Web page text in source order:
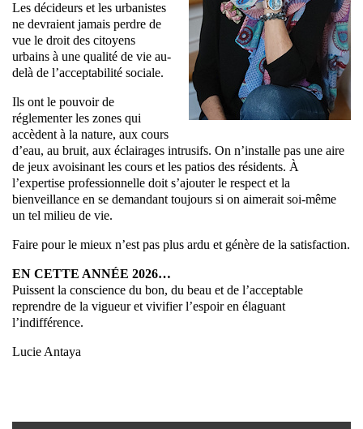
Les décideurs et les urbanistes
ne devraient jamais perdre de
vue le droit des citoyens
urbains à une qualité de vie au-
delà de l’acceptabilité sociale.
Ils ont le pouvoir de
réglementer les zones qui
accèdent à la nature, aux cours
d’eau, au bruit, aux éclairages intrusifs. On n’installe pas une aire
de jeux avoisinant les cours et les patios des résidents. À
l’expertise professionnelle doit s’ajouter le respect et la
bienveillance en se demandant toujours si on aimerait soi-même
un tel milieu de vie.
Faire pour le mieux n’est pas plus ardu et génère de la satisfaction.
EN CETTE ANNÉE 2026…
Puissent la conscience du bon, du beau et de l’acceptable
reprendre de la vigueur et vivifier l’espoir en élaguant
l’indifférence.
Lucie Antaya